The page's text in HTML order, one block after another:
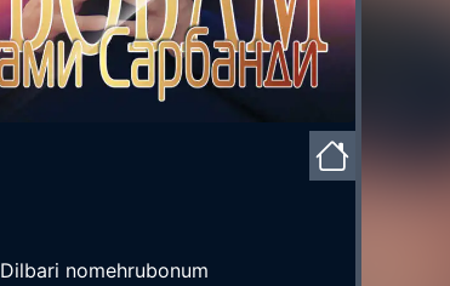
Dilbari nomehrubonum